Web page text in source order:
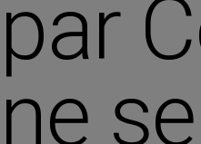
par
ne